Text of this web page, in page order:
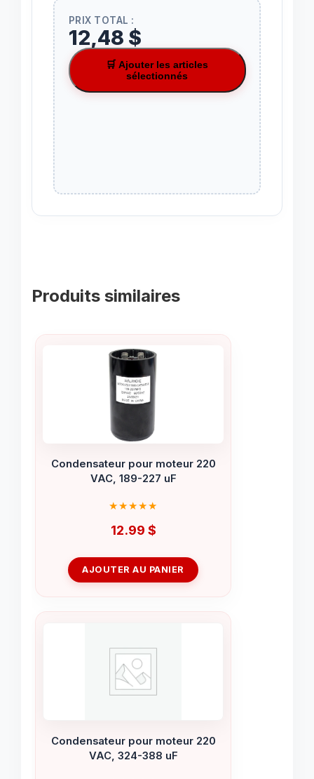
PRIX TOTAL :
12,48 $
🛒 Ajouter les articles
sélectionnés
Produits similaires
Condensateur pour moteur 220
VAC, 189-227 uF
12.99 $
AJOUTER AU PANIER
Condensateur pour moteur 220
VAC, 324-388 uF